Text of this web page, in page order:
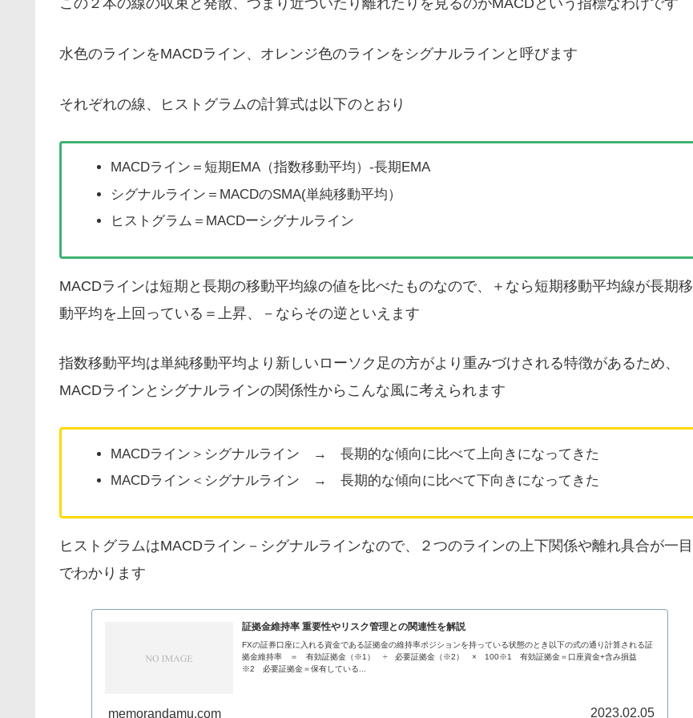
この２本の線の収束と発散、つまり近づいたり離れたりを見るのがMACDという指標なわけです
水色のラインをMACDライン、オレンジ色のラインをシグナルラインと呼びます
それぞれの線、ヒストグラムの計算式は以下のとおり
MACDライン＝短期EMA（指数移動平均）-長期EMA
シグナルライン＝MACDのSMA(単純移動平均）
ヒストグラム＝MACDーシグナルライン
MACDラインは短期と長期の移動平均線の値を比べたものなので、＋なら短期移動平均線が長期移
動平均を上回っている＝上昇、－ならその逆といえます
指数移動平均は単純移動平均より新しいローソク足の方がより重みづけされる特徴があるため、
MACDラインとシグナルラインの関係性からこんな風に考えられます
MACDライン＞シグナルライン → 長期的な傾向に比べて上向きになってきた
MACDライン＜シグナルライン → 長期的な傾向に比べて下向きになってきた
ヒストグラムはMACDライン－シグナルラインなので、２つのラインの上下関係や離れ具合が一目
でわかります
証拠金維持率 重要性やリスク管理との関連性を解説
FXの証券口座に入れる資金である証拠金の維持率ポジションを持っている状態のとき以下の式の通り計算される証
拠金維持率 ＝ 有効証拠金（※1） ÷ 必要証拠金（※2） × 100※1 有効証拠金＝口座資金+含み損益
※2 必要証拠金＝保有している...
memorandamu.com 2023.02.05